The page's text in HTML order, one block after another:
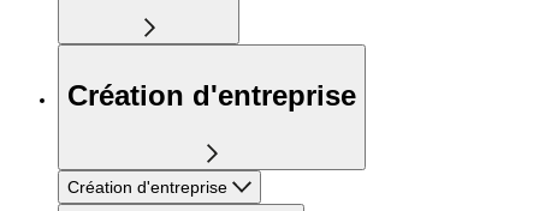
Création d'entreprise
Création d'entreprise